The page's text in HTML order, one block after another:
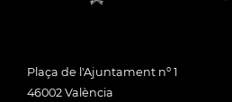
Plaça de l'Ajuntament nº 1
46002 València